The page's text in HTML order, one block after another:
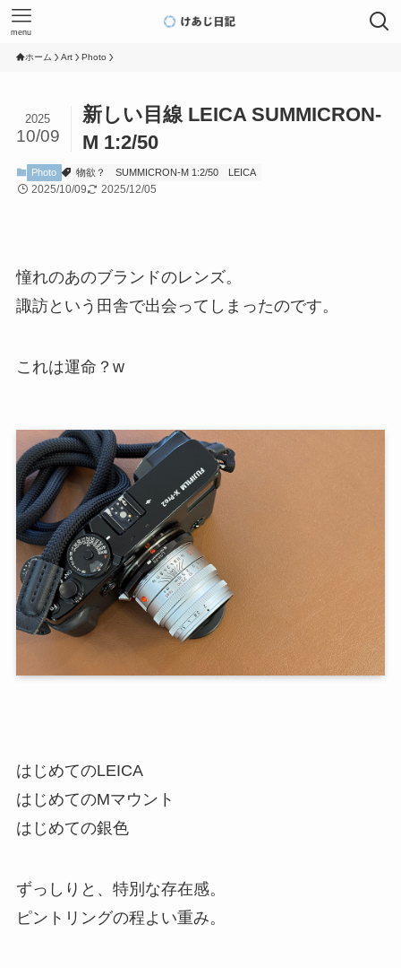
menu
ホーム Art Photo
新しい目線 LEICA SUMMICRON-
M 1:2/50
2025
10/09
Photo 物欲？ SUMMICRON-M 1:2/50 LEICA
2025/10/09 2025/12/05
憧れのあのブランドのレンズ。
諏訪という田舎で出会ってしまったのです。
これは運命？w
はじめてのLEICA
はじめてのMマウント
はじめての銀色
ずっしりと、特別な存在感。
ピントリングの程よい重み。